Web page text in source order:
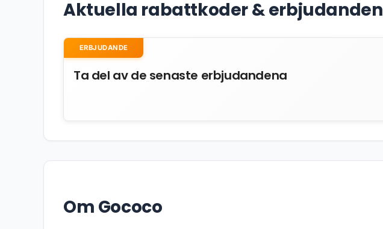
Aktuella rabattkoder & erbjudanden
ERBJUDANDE
Ta del av de senaste erbjudandena
Om Gococo